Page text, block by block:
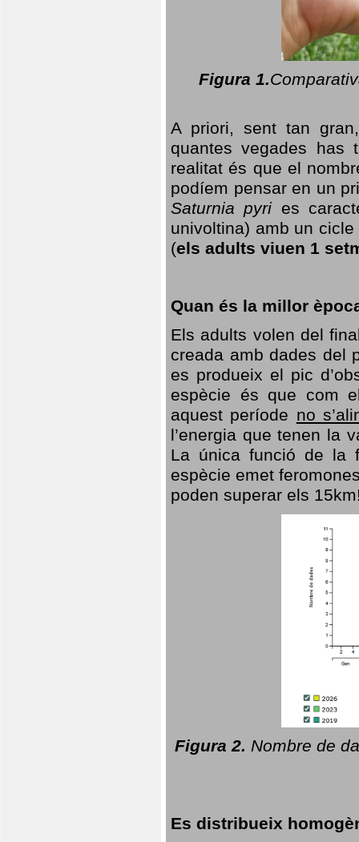
Figura 1.
A priori, sent tan
quantes vegades has
realitat és que el
podíem pensar en un
Saturnia pyri es
univoltina) amb un
(els adults viuen 1
Quan és la millor
Els adults volen del
creada amb dades del
es produeix el pic
espècie és que com
aquest període no
l’energia que tenen la
La única funció de la
espècie emet
poden superar els
Figura 2. Nombre de
Es distribueix